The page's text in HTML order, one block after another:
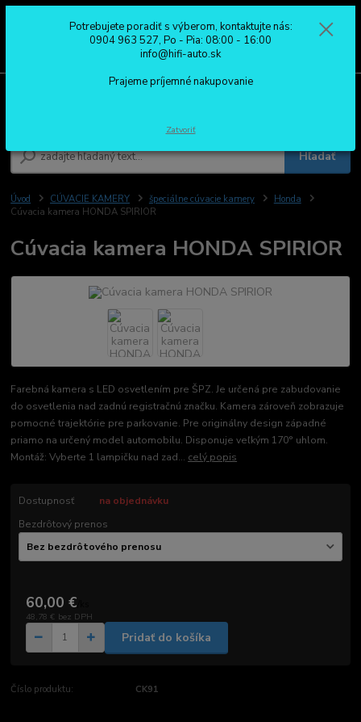
Hľadať
0904 963 527
Po - Pia: 08:00 - 16:00
Úvod CÚVACIE KAMERY špeciálne cúvacie kamery
Honda
Cúvacia kamera HONDA SPIRIOR
Cúvacia kamera HONDA SPIRIOR
Farebná kamera s LED osvetlením pre ŠPZ. Je určená pre zabudovanie
do osvetlenia nad zadnú registračnú značku. Kamera zároveň zobrazuje
pomocné trajektórie pre parkovanie. Pre originálny design západné
priamo na určený model automobilu. Disponuje veľkým 170° uhlom.
Montáž: Vyberte 1 lampičku nad zad... celý popis
Dostupnosť
na objednávku
Bezdrôtový prenos
60,00 €
48,78 € bez DPH
Pridať do košíka
Číslo produktu: CK91
Potrebujete poradiť s výberom, kontaktujte nás:
0904 963 527, Po - Pia: 08:00 - 16:00
info@hifi-auto.sk
Prajeme príjemné nakupovanie
Zatvoriť